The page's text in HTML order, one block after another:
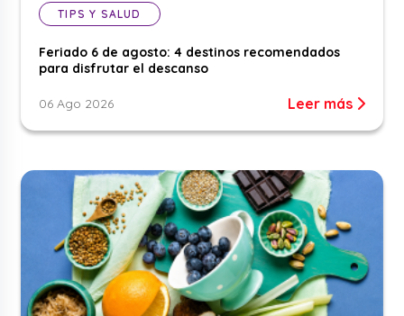
TIPS Y SALUD
Feriado 6 de agosto: 4 destinos recomendados
para disfrutar el descanso
06 Ago 2026 Leer más